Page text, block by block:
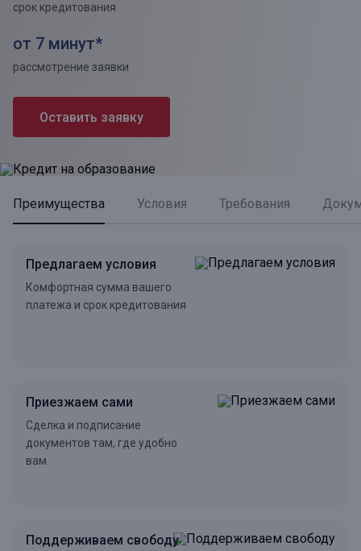
Оставить заявку
срок кредитования
от 7 минут*
рассмотрение заявки
Преимущества Условия Требования
Предлагаем условия
Комфортная сумма вашего
платежа и срок кредитования
Приезжаем сами
Сделка и подписание
документов там, где удобно
вам
Поддерживаем свободу